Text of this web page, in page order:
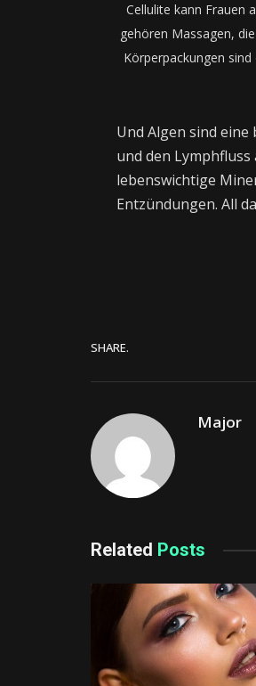
Cellulite kann Frauen
gehören Massagen,
Körperpackungen
Und Algen sind
und den
lebenswichtige
Entzündungen. All
SHARE.
Major
Related Posts